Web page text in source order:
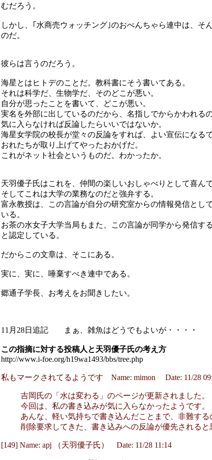
むだろう。
しかし、｢水商売ウォッチング｣のおべんちゃら連中は、そ
のだ。
彼らは言うのだろう。
海星とはヒトデのことだ。教科書にそう書いてある。
それは科学だ、生物学だ、そのどこが悪い。
自分が思ったことを書いて、どこが悪い。
実名を外部に出しているのだから、名指しでからかわれる
気に入らなければ反論したらいいではないか。
海星女学院の校長が堂々の反論をすれば、よい宣伝になる
おれたちが取り上げてやったおかげだ。
これがネット社会というものだ。わかったか。
天羽優子氏はこれを、仲間の楽しいおしゃべりとして喜ん
そしてこれは大学の業務なのだと強弁する。
富永教授は、この言論が自分の研究室からの情報発信とし
いる。
お茶の水女子大学当局もまた、この言論が同学から発信す
と認定している。
だからこの文章は、そこにある。
実に、実に、唾棄すべき連中である。
郷通子学長、お考えをお聞きしたい。
11月28日追記 まぁ、雑魚はどうでもよいが・・・・
この指摘に対する投稿人と天羽優子氏の考え方
http://www.i-foe.org/h19wa1493/bbs/tree.php
私もマークされてるようです Name: mimon Date: 11/28
吉岡氏の「水は変わる」のページが更新されました。
今回は、私の書き込みが気に入らなかったようです。
あんな、軽い気持ちで書き込んだことまで、非難する
削除要求してきた、書き込みへの反論が優先されると
[149] Name: apj （天羽優子氏） Date: 11/28 11:14